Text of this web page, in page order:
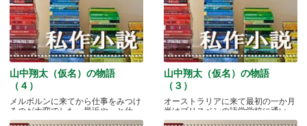
山中翔太（仮名）の物語
（４）
メルボルンに来てから仕事をみつけ
るのが大変でした。最近やっと仕
事.....
山中翔太（仮名）の物語
（３）
オーストラリアに来て最初の一か月
半はブリスベンの語学学校に通い
ま.....